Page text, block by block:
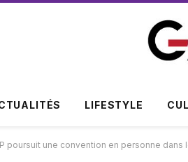
LIFESTYLE
poursuit une convention en personne